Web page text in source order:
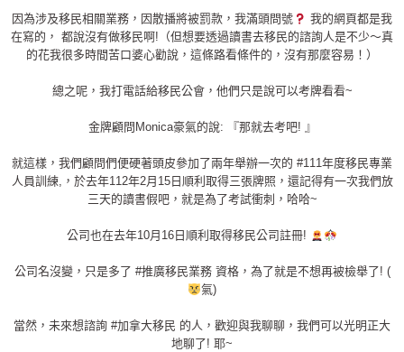
因為涉及移民相關業務，因散播將被罰款，我滿頭問號
我的網頁都是我
在寫的， 都說沒有做移民啊!（但想要透過讀書去移民的諮詢人是不少～真
的花我很多時間苦口婆心勸說，這條路看條件的，沒有那麼容易！）
總之呢，我打電話給移民公會，他們只是說可以考牌看看~
金牌顧問Monica豪氣的說: 『那就去考吧! 』
就這樣，我們顧問們便硬著頭皮參加了兩年舉辦一次的 #111年度移民專業
人員訓練,，於去年112年2月15日順利取得三張牌照，還記得有一次我們放
三天的讀書假吧，就是為了考試衝刺，哈哈~
公司也在去年10月16日順利取得移民公司註冊!
公司名沒變，只是多了 #推廣移民業務資格，為了就是不想再被檢舉了! (
氣)
當然，未來想諮詢 #加拿大移民 的人，歡迎與我聊聊，我們可以光明正大
地聊了! 耶~